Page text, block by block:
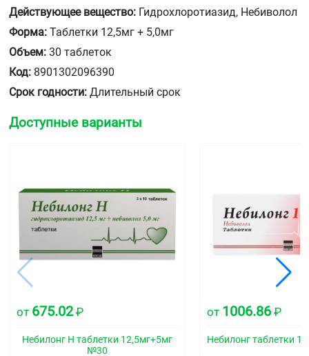
Действующее вещество: Гидрохлоротиазид, Небиволол
Форма: Таблетки 12,5мг + 5,0мг
Объем: 30 таблеток
Код: 8901302096390
Срок годности: Длительный срок
Доступные варианты
от 675.02₽
Небилонг Н таблетки 12,5мг+5мг
№30
от 1006.86 ₽
Небилонг таблетки